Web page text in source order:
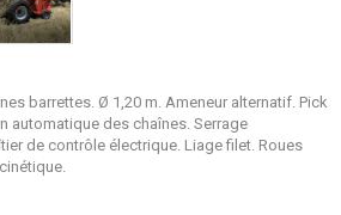
barrettes. Ø 1,20 m. Ameneur alternatif. Pick
automatique des chaînes. Serrage
de contrôle électrique. Liage filet. Roues